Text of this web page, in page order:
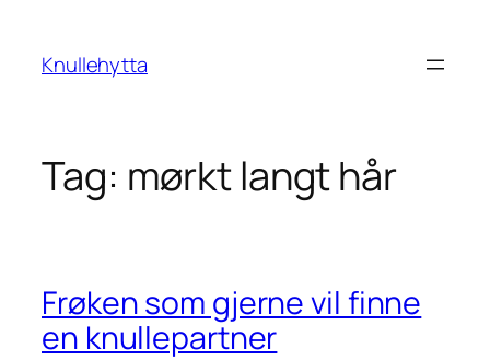
content
Knullehytta
Tag: mørkt langt hår
Frøken som gjerne vil finne
en knullepartner